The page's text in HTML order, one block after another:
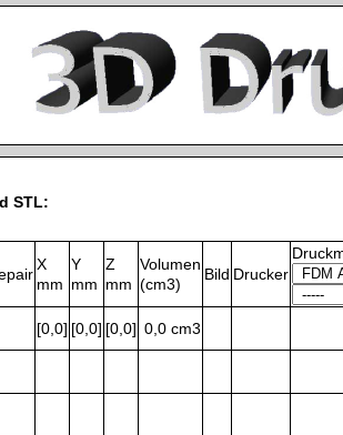
STL:
X
mm
Y
mm
Z
mm
Volumen
(cm3)
Bild Drucker
[0,0] [0,0] [0,0] 0,0 cm3